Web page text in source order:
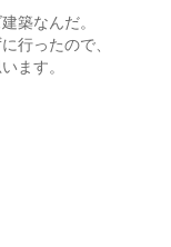
築なんだ。
行ったので、
ます。